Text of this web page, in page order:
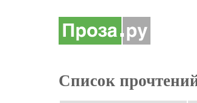
Список